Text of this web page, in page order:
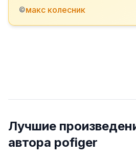
©макс колесник
Лучшие
автора pofiger